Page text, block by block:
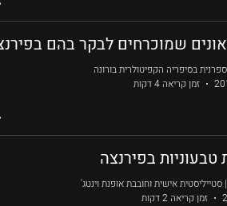
שמוכרחים לבקר בהם
בסיפריה הקפיטולרית בורונה
זמן קריאה 4 דקות
טבעוניות בפירנצה
סטייליסטית אישית וחובבת אופנת וינטג'
זמן קריאה 2 דקות